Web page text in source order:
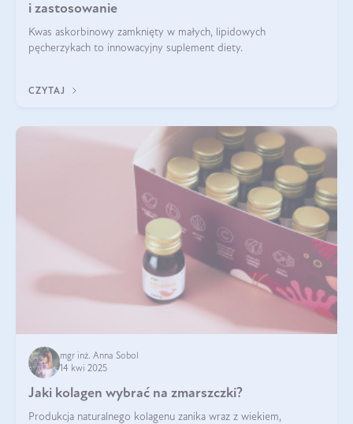
i zastosowanie
Kwas askorbinowy zamknięty w małych, lipidowych
pęcherzykach to innowacyjny suplement diety.
CZYTAJ
mgr inż. Anna Sobol
14 kwi 2025
Jaki kolagen wybrać na zmarszczki?
Produkcja naturalnego kolagenu zanika wraz z wiekiem,